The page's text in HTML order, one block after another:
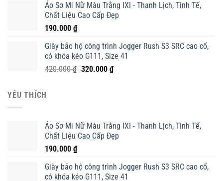
Áo Sơ Mi Nữ Màu Trắng IXI - Thanh Lịch, Tinh Tế,
Chất Liệu Cao Cấp Đẹp
190.000 ₫
Giày bảo hộ công trình Jogger Rush S3 SRC cao cổ,
có khóa kéo G111, Size 41
420.000₫ Giá
320.000 ₫Giá
YÊU THÍCH
Áo Sơ Mi Nữ Màu Trắng IXI - Thanh Lịch, Tinh Tế,
Chất Liệu Cao Cấp Đẹp
190.000 ₫
Giày bảo hộ công trình Jogger Rush S3 SRC cao cổ,
có khóa kéo G111, Size 41